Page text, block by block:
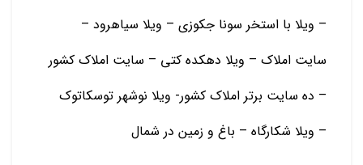
– ویلا با استخر سونا جکوزی – ویلا سیاهرود –
سایت املاک – ویلا دهکده کتی – سایت املاک کشور
– ده سایت برتر املاک کشور- ویلا نوشهر توسکاتوک
– ویلا شکارگاه – باغ و زمين در شمال